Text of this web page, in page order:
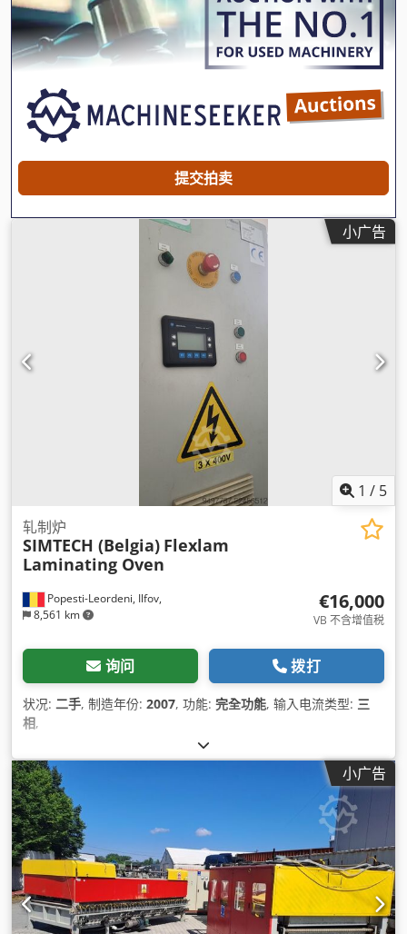
提交拍卖
小广告
1 / 5
Popesti-Leordeni, Ilfov,
8,561 km
轧制炉
SIMTECH (Belgia) Flexlam
Laminating Oven
€16,000
VB 不含增值税
询问 拨打
状况: 二手, 制造年份: 2007, 功能: 完全功能, 输入电流类型: 三
相,
小广告